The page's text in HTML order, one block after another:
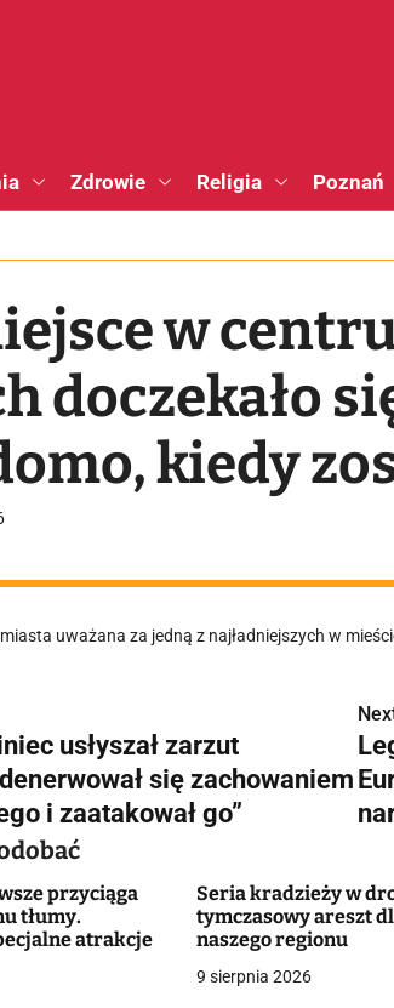
Zdrowie Religia Poznań
w
doczekało
kiedy
uważana za jedną z najładniejszych w
usłyszał zarzut
się zachowaniem
i zaatakował go”
przyciąga
tłumy.
atrakcje
Seria kradzieży w
tymczasowy areszt
naszego regionu
9 sierpnia 2026